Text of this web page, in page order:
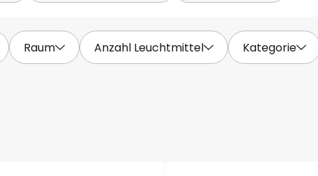
Raum Anzahl Leuchtmittel Kategorie